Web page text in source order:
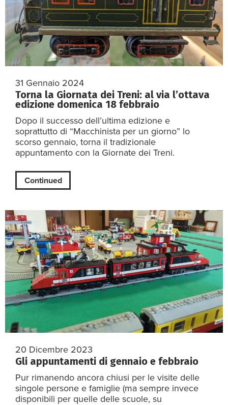
31 Gennaio 2024
Torna la Giornata dei Treni: al via l’ottava
edizione domenica 18 febbraio
Dopo il successo dell’ultima edizione e
soprattutto di “Macchinista per un giorno” lo
scorso gennaio, torna il tradizionale
appuntamento con la Giornate dei Treni.
Continued
20 Dicembre 2023
Gli appuntamenti di gennaio e febbraio
Pur rimanendo ancora chiusi per le visite delle
singole persone e famiglie (ma sempre invece
disponibili per quelle delle scuole, su